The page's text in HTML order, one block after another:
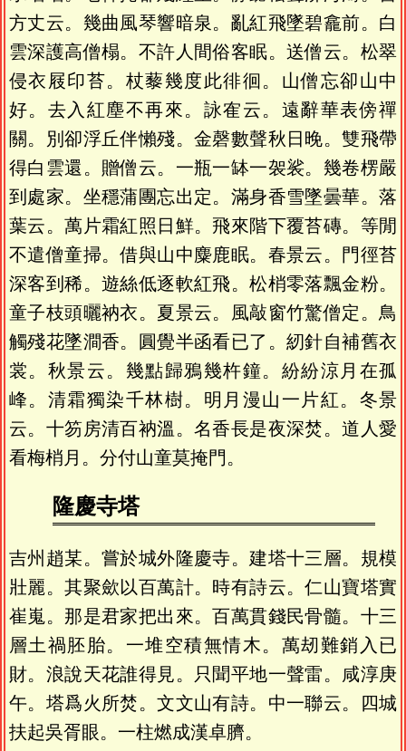
方丈云。幾曲風琴響暗泉。亂紅飛墜碧龕前。白
雲深護高僧榻。不許人間俗客眠。送僧云。松翠
侵衣屐印苔。杖藜幾度此徘徊。山僧忘卻山中
好。去入紅塵不再來。詠隺云。遠辭華表傍禪
關。別卻浮丘伴懶殘。金磬數聲秋日晚。雙飛帶
得白雲還。贈僧云。一瓶一缽一袈裟。幾卷楞嚴
到處家。坐穩蒲團忘出定。滿身香雪墜曇華。落
葉云。萬片霜紅照日鮮。飛來階下覆苔磚。等閒
不遣僧童掃。借與山中麋鹿眠。春景云。門徑苔
深客到稀。遊絲低逐軟紅飛。松梢零落飄金粉。
童子枝頭曬衲衣。夏景云。風敲窗竹驚僧定。鳥
觸殘花墜澗香。圓覺半函看已了。紉針自補舊衣
裳。秋景云。幾點歸鴉幾杵鐘。紛紛涼月在孤
峰。清霜獨染千林樹。明月漫山一片紅。冬景
云。十笏房清百衲溫。名香長是夜深焚。道人愛
看梅梢月。分付山童莫掩門。
隆慶寺塔
吉州趙某。嘗於城外隆慶寺。建塔十三層。規模
壯麗。其聚歛以百萬計。時有詩云。仁山寶塔實
崔嵬。那是君家把出來。百萬貫錢民骨髓。十三
層土禍胚胎。一堆空積無情木。萬刼難銷入已
財。浪說天花誰得見。只聞平地一聲雷。咸淳庚
午。塔爲火所焚。文文山有詩。中一聯云。四城
扶起吳胥眼。一柱燃成漢卓臍。